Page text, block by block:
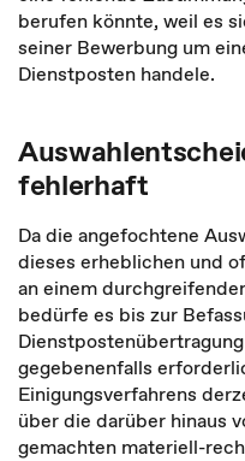
berufen könnte, weil es
seiner Bewerbung um
Dienstposten han­dele.
fehlerhaft
Da die angefochtene
dieses erheblichen und
an einem
bedürfe es bis zur
gegebenenfalls
Einigungsverfahrens
über die darüber hinaus
gemach­ten materiell-